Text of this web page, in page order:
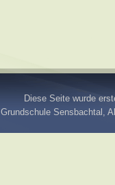
Diese Seite wurde
Grundschule Sensbachtal ,